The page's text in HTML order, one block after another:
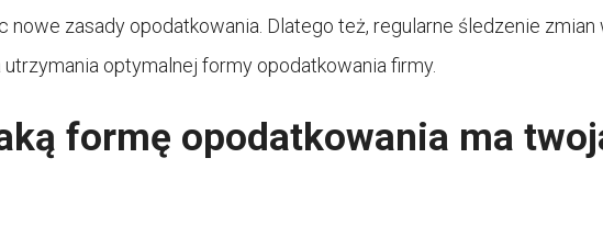
zasady opodatkowania. Dlatego też, regularne śledzenie zmian
optymalnej formy opodatkowania firmy.
formę opodatkowania ma